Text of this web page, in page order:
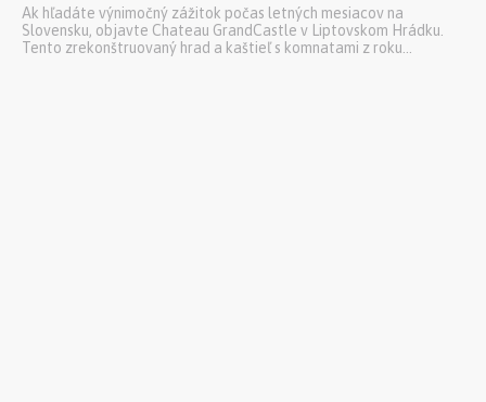
Ak hľadáte výnimočný zážitok počas letných mesiacov na
Slovensku, objavte Chateau GrandCastle v Liptovskom Hrádku.
Tento zrekonštruovaný hrad a kaštieľ s komnatami z roku...